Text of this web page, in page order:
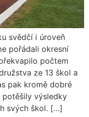
svědčí i úroveň
pořádali okresní
počtem
ze 13 škol a
pak kromě dobré
potěšily výsledky
svých škol. […]